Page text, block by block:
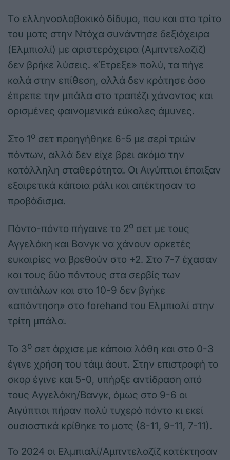
Tο ελληνοσλοβακικό δίδυμο, που και στο τρίτο
του ματς στην Ντόχα συνάντησε δεξιόχειρα
(Ελμπιαλί) με αριστερόχειρα (Αμπντελαζίζ)
δεν βρήκε λύσεις. «Έτρεξε» πολύ, τα πήγε
καλά στην επίθεση, αλλά δεν κράτησε όσο
έπρεπε την μπάλα στο τραπέζι χάνοντας και
ορισμένες φαινομενικά εύκολες άμυνες.
Στο 1ο σετ προηγήθηκε 6-5 με σερί τριών
πόντων, αλλά δεν είχε βρει ακόμα την
κατάλληλη σταθερότητα. Οι Αιγύπτιοι έπαιξαν
εξαιρετικά κάποια ράλι και απέκτησαν το
προβάδισμα.
Πόντο-πόντο πήγαινε το 2ο σετ με τους
Αγγελάκη και Βανγκ να χάνουν αρκετές
ευκαιρίες να βρεθούν στο +2. Στο 7-7 έχασαν
και τους δύο πόντους στα σερβίς των
αντιπάλων και στο 10-9 δεν βγήκε
«απάντηση» στο forehand του Ελμπιαλί στην
τρίτη μπάλα.
Το 3ο σετ άρχισε με κάποια λάθη και στο 0-3
έγινε χρήση του τάιμ άουτ. Στην επιστροφή το
σκορ έγινε και 5-0, υπήρξε αντίδραση από
τους Αγγελάκη/Βανγκ, όμως στο 9-6 οι
Αιγύπτιοι πήραν πολύ τυχερό πόντο κι εκεί
ουσιαστικά κρίθηκε το ματς (8-11, 9-11, 7-11).
Το 2024 οι Ελμπιαλί/Αμπντελαζίζ κατέκτησαν